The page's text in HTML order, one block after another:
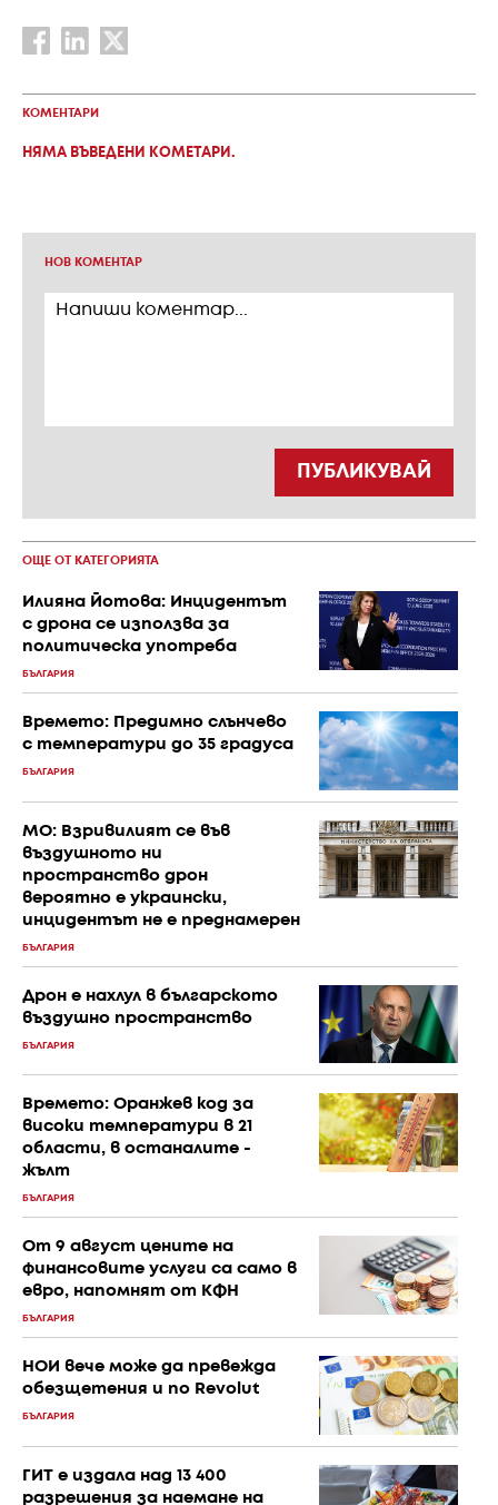
КОМЕНТАРИ
НЯМА ВЪВЕДЕНИ КОМЕТАРИ.
НОВ КОМЕНТАР
ПУБЛИКУВАЙ
ОЩЕ ОТ КАТЕГОРИЯТА
Илияна Йотова: Инцидентът
с дрона се използва за
политическа употреба
БЪЛГАРИЯ
Времето: Предимно слънчево
с температури до 35 градуса
БЪЛГАРИЯ
МО: Взривилият се във
въздушното ни
пространство дрон
вероятно е украински,
инцидентът не е преднамерен
БЪЛГАРИЯ
Дрон е нахлул в българското
въздушно пространство
БЪЛГАРИЯ
Времето: Оранжев код за
високи температури в 21
области, в останалите -
жълт
БЪЛГАРИЯ
От 9 август цените на
финансовите услуги са само в
евро, напомнят от КФН
БЪЛГАРИЯ
НОИ вече може да превежда
обезщетения и по Revolut
БЪЛГАРИЯ
ГИТ е издала над 13 400
разрешения за наемане на